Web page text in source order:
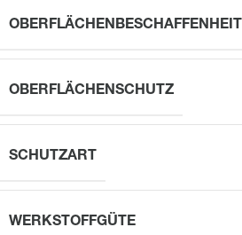
OBERFLÄCHENBESCHAFFENHEIT
OBERFLÄCHENSCHUTZ
SCHUTZART
WERKSTOFFGÜTE